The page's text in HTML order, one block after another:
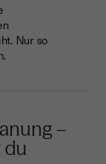
Nur so
–
du